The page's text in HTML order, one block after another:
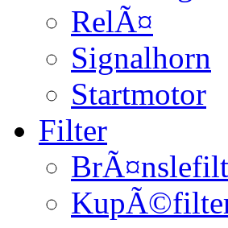
RelÃ¤
Signalhorn
Startmotor
Filter